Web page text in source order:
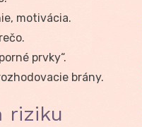
motivácia.
prvky“.
brány.
riziku